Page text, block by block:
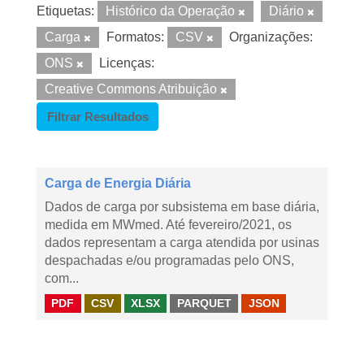
Etiquetas: Histórico da Operação
Diário
Carga
Formatos: CSV
Organizações:
ONS
Licenças:
Creative Commons Atribuição
Filtrar Resultados
Carga de Energia Diária
Dados de carga por subsistema em base diária,
medida em MWmed. Até fevereiro/2021, os
dados representam a carga atendida por usinas
despachadas e/ou programadas pelo ONS,
com...
PDF CSV XLSX PARQUET JSON